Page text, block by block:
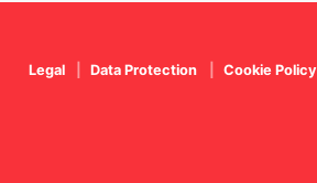
Legal Data Protection Cookie Policy